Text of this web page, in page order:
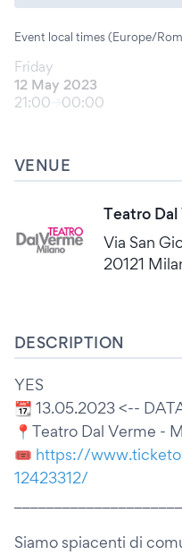
Event local times (Europe/
Friday
12 May 2023
21:00
00:00
VENUE
Teatro
Via San
20121
DESCRIPTION
YES
📆 13.05.2023 <--
📍Teatro Dal Verme -
🎟️ https://
12423312/
Siamo spiacenti di